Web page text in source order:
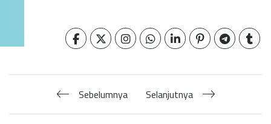
Sebelumnya Selanjutnya